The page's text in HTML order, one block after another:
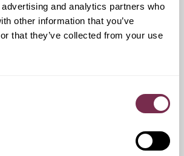
and analytics partners who
other information that you’ve
that they’ve collected from your use
una valutazione gratuita della
potrai equipaggiare la tua vettura
qualora fosse possibile, con